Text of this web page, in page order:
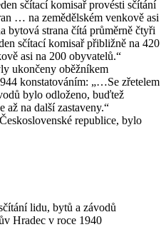
sčítací komisař provésti sčítání
… na zemědělském venkově asi
bytová strana čítá průměrně čtyři
sčítací komisař přibližně na 420
asi na 200 obyvatelů.“
ukončeny oběžníkem
konstatováním: „…Se zřetelem
bylo odloženo, buďtež
až na další zastaveny.“
republice, bylo
lidu, bytů a závodů
Hradec v roce 1940